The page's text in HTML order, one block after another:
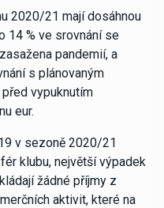
2020/21 mají dosáhnou
14 % ve srovnání se
pandemií, a
s plánovaným
vypuknutím
eur.
v sezoně 2020/21
klubu, největší výpadek
žádné příjmy z
aktivit, které na